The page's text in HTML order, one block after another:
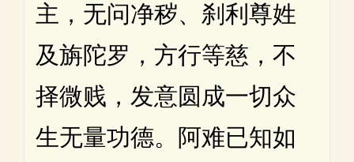
主，无问净秽、刹利尊姓
及旃陀罗，方行等慈，不
择微贱，发意圆成一切众
生无量功德。阿难已知如